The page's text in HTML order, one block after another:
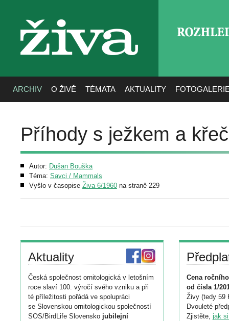
živa
ARCHIV O ŽIVĚ TÉMATA AKTUALITY
Příhody s ježkem a
Autor: Dušan Bouška
Téma: Savci / Mammals
Vyšlo v časopise Živa 6/1960 na straně 229
Aktuality
Česká společnost ornitologická v letošním
roce slaví 100. výročí svého vzniku a při
té příležitosti pořádá ve spolupráci
se Slovenskou ornitologickou společností
SOS/BirdLife Slovensko jubilejní
Cena
od čísla 1/
Živy (tedy 59
Dvouleté
Zjistěte, jak